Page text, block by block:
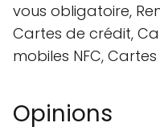
vous obligatoire,
Cartes de crédit,
mobiles NFC,
Opinions